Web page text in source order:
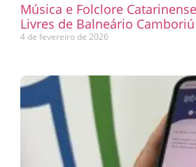
Música e Folclore
Livres de Balneário
4 de fevereiro de 2026